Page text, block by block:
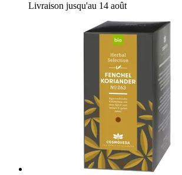
Livraison jusqu'au 14 août